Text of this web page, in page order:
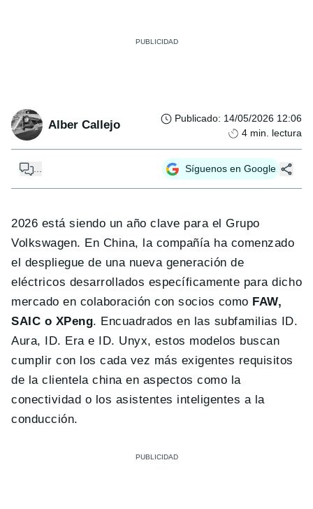
Alber Callejo Publicado: 14/05/2026 12:06
4 min. lectura
... Síguenos en Google
2026 está siendo un año clave para el Grupo
Volkswagen. En China, la compañía ha comenzado
el despliegue de una nueva generación de
eléctricos desarrollados específicamente para dicho
mercado en colaboración con socios como FAW,
SAIC o XPeng. Encuadrados en las subfamilias ID.
Aura, ID. Era e ID. Unyx, estos modelos buscan
cumplir con los cada vez más exigentes requisitos
de la clientela china en aspectos como la
conectividad o los asistentes inteligentes a la
conducción.